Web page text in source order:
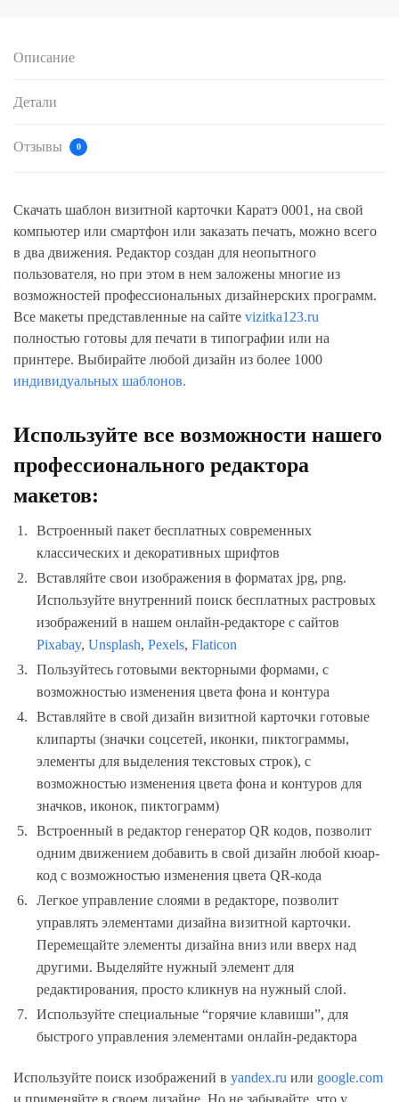
Описание
Детали
Отзывы 0
Скачать шаблон визитной карточки Каратэ 0001, на свой
компьютер или смартфон или заказать печать, можно всего
в два движения. Редактор создан для неопытного
пользователя, но при этом в нем заложены многие из
возможностей профессиональных дизайнерских программ.
Все макеты представленные на сайте vizitka123.ru
полностью готовы для печати в типографии или на
принтере. Выбирайте любой дизайн из более 1000
индивидуальных шаблонов.
Используйте все возможности нашего
профессионального редактора
макетов:
Встроенный пакет бесплатных современных
классических и декоративных шрифтов
Вставляйте свои изображения в форматах jpg, png.
Используйте внутренний поиск бесплатных растровых
изображений в нашем онлайн-редакторе с сайтов
Pixabay, Unsplash, Pexels, Flaticon
Пользуйтесь готовыми векторными формами, с
возможностью изменения цвета фона и контура
Вставляйте в свой дизайн визитной карточки готовые
клипарты (значки соцсетей, иконки, пиктограммы,
элементы для выделения текстовых строк), с
возможностью изменения цвета фона и контуров для
значков, иконок, пиктограмм)
Встроенный в редактор генератор QR кодов, позволит
одним движением добавить в свой дизайн любой кюар-
код с возможностью изменения цвета QR-кода
Легкое управление слоями в редакторе, позволит
управлять элементами дизайна визитной карточки.
Перемещайте элементы дизайна вниз или вверх над
другими. Выделяйте нужный элемент для
редактирования, просто кликнув на нужный слой.
Используйте специальные “горячие клавиши”, для
быстрого управления элементами онлайн-редактора
Используйте поиск изображений в yandex.ru или google.com